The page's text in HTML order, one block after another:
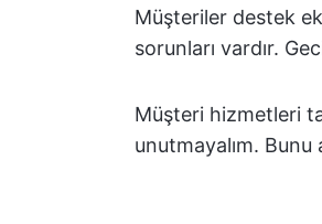
Müşteriler destek
sorunları vardır.
Müşteri hizmetleri
unutmayalım.